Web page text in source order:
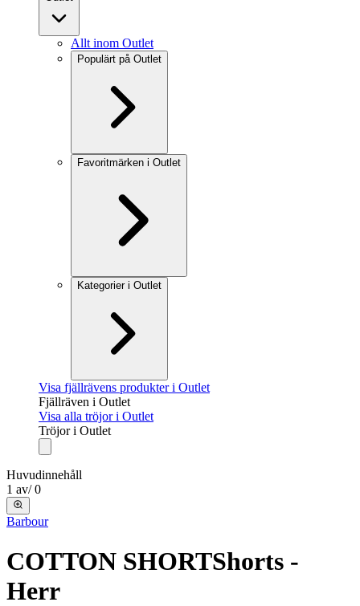
Allt inom Outlet
Populärt på Outlet
Favoritmärken i Outlet
Kategorier i Outlet
Visa fjällrävens produkter i Outlet
Fjällräven i Outlet
Visa alla tröjor i Outlet
Tröjor i Outlet
Huvudinnehåll
1 av/ 0
Barbour
COTTON SHORTShorts -
Herr